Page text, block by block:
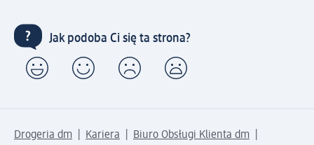
Jak podoba Ci się ta strona?
Drogeria dm Kariera
Biuro Obsługi Klienta dm